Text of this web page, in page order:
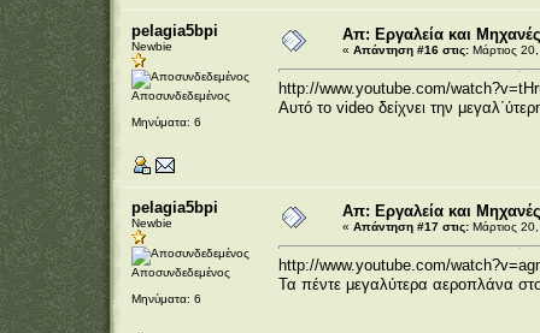
pelagia5bpi
Newbie
Αποσυνδεδεμένος
Μηνύματα: 6
Απ: Εργαλεία και Μηχανές
« Απάντηση #16 στις:Μάρτιος
http://www.youtube.com/
Αυτό το video δείχνει την
pelagia5bpi
Newbie
Αποσυνδεδεμένος
Μηνύματα: 6
Απ: Εργαλεία και Μηχανές
« Απάντηση #17 στις:Μάρτιος
http://www.youtube.com/
Τα πέντε μεγαλύτερα αεροπλάνα